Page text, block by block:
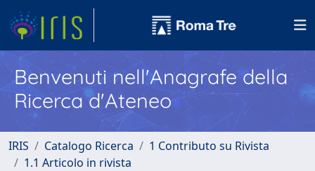
Benvenuti nell'Anagrafe della
Ricerca d'Ateneo
IRIS Catalogo Ricerca
1 Contributo su Rivista
1.1 Articolo in rivista